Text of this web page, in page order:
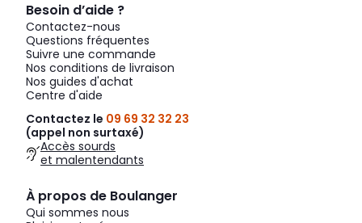
Besoin d’aide ?
Contactez-nous
Questions fréquentes
Suivre une commande
Nos conditions de livraison
Nos guides d'achat
Centre d'aide
Contactez le 09 69 32 32 23
(appel non surtaxé)
Accès sourds
et malentendants
À propos de Boulanger
Qui sommes nous